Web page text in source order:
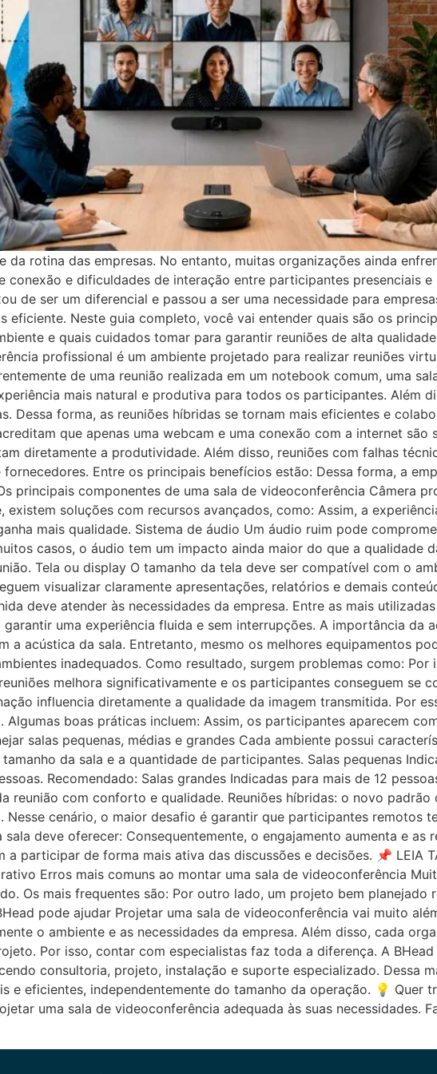
da rotina das empresas. No entanto, muitas organizações ainda
conexão e dificuldades de interação entre participantes presenciais
de ser um diferencial e passou a ser uma necessidade para
eficiente. Neste guia completo, você vai entender quais são os
e quais cuidados tomar para garantir reuniões de alta
profissional é um ambiente projetado para realizar reuniões
de uma reunião realizada em um notebook comum, uma
mais natural e produtiva para todos os participantes. Além
Dessa forma, as reuniões híbridas se tornam mais eficientes e
que apenas uma webcam e uma conexão com a internet são
diretamente a produtividade. Além disso, reuniões com falhas
Entre os principais benefícios estão: Dessa forma, a
principais componentes de uma sala de videoconferência Câmera
existem soluções com recursos avançados, como: Assim, a
mais qualidade. Sistema de áudio Um áudio ruim pode
casos, o áudio tem um impacto ainda maior do que a qualidade
Tela ou display O tamanho da tela deve ser compatível com o
visualizar claramente apresentações, relatórios e demais
deve atender às necessidades da empresa. Entre as mais
uma experiência fluida e sem interrupções. A importância da
a acústica da sala. Entretanto, mesmo os melhores equipamentos
inadequados. Como resultado, surgem problemas como: Por
melhora significativamente e os participantes conseguem se
influencia diretamente a qualidade da imagem transmitida. Por
boas práticas incluem: Assim, os participantes aparecem
salas pequenas, médias e grandes Cada ambiente possui
da sala e a quantidade de participantes. Salas pequenas
Recomendado: Salas grandes Indicadas para mais de 12
reunião com conforto e qualidade. Reuniões híbridas: o novo
Nesse cenário, o maior desafio é garantir que participantes remotos
deve oferecer: Consequentemente, o engajamento aumenta e as
participar de forma mais ativa das discussões e decisões. 📌 LEIA
Erros mais comuns ao montar uma sala de videoconferência
Os mais frequentes são: Por outro lado, um projeto bem planejado
pode ajudar Projetar uma sala de videoconferência vai muito
o ambiente e as necessidades da empresa. Além disso, cada
Por isso, contar com especialistas faz toda a diferença. A
consultoria, projeto, instalação e suporte especializado. Dessa
e eficientes, independentemente do tamanho da operação. 💡 Quer
uma sala de videoconferência adequada às suas necessidades.